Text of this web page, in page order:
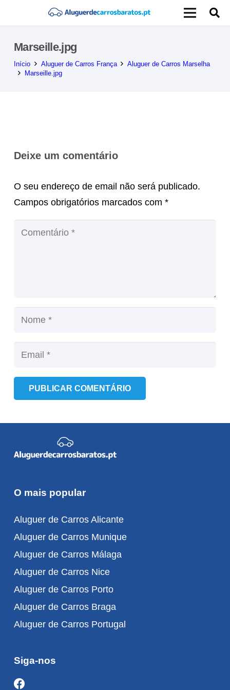
Marseille.jpg
Início Aluguer de Carros França
Aluguer de Carros Marselha
Marseille.jpg
Deixe um comentário
O seu endereço de email não será publicado.
Campos obrigatórios marcados com *
PUBLICAR COMENTÁRIO
O mais popular
Aluguer de Carros Alicante
Aluguer de Carros Munique
Aluguer de Carros Málaga
Aluguer de Carros Nice
Aluguer de Carros Porto
Aluguer de Carros Braga
Aluguer de Carros Portugal
Siga-nos